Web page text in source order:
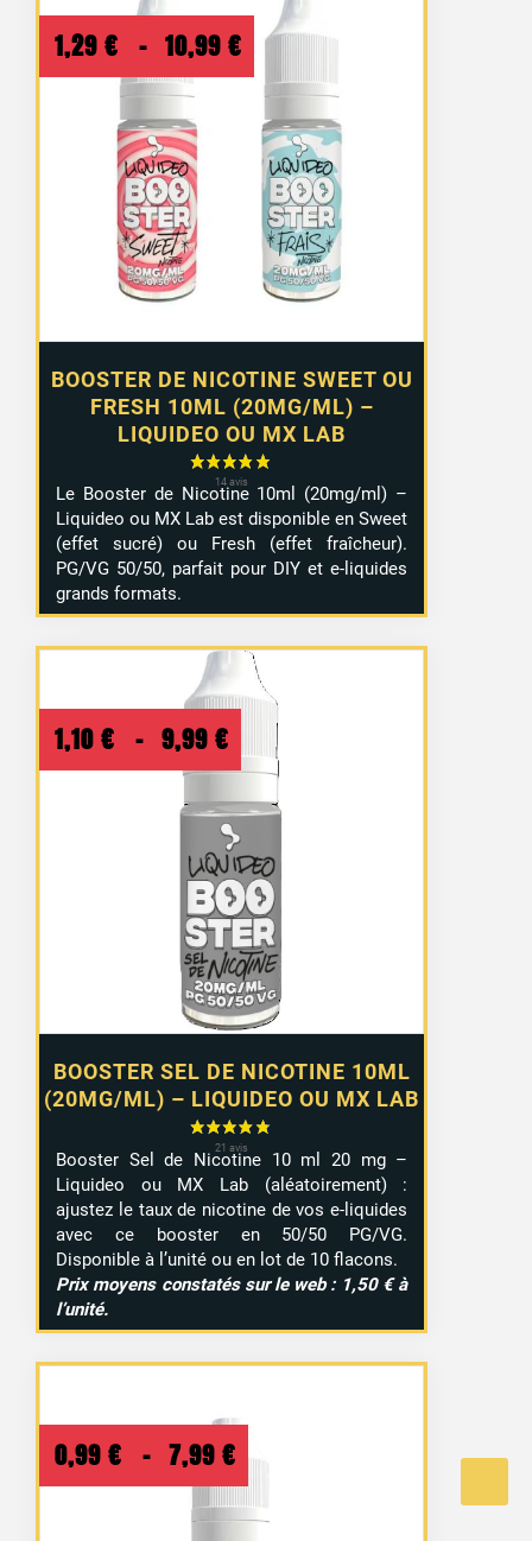
BOOSTER DE NICOTINE SWEET OU
FRESH 10ML (20MG/ML) –
LIQUIDEO OU MX LAB
1,29 € – 10,99 €
Plage
de
prix :
1,29 €
10,99 €
Le Booster de Nicotine 10ml (20mg/ml) –
Liquideo ou MX Lab est disponible en Sweet
(effet sucré) ou Fresh (effet fraîcheur).
PG/VG 50/50, parfait pour DIY et e-liquides
grands formats.
BOOSTER SEL DE NICOTINE 10ML
(20MG/ML) – LIQUIDEO OU MX LAB
1,10 € – 9,99 €
Plage
de
prix :
1,10 €
à
9,99 €
Booster Sel de Nicotine 10 ml 20 mg –
Liquideo ou MX Lab (aléatoirement) :
ajustez le taux de nicotine de vos e-liquides
avec ce booster en 50/50 PG/VG.
Disponible à l’unité ou en lot de 10 flacons.
Prix moyens constatés sur le web : 1,50 € à
l’unité.
0,99 € – 7,99 € Plage
de